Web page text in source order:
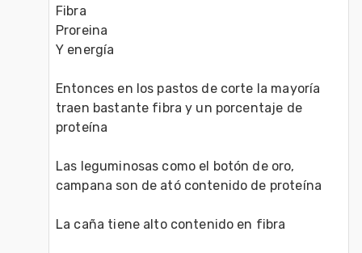
Fibra
Proreina
Y energía
Entonces en los pastos de corte la mayoría
traen bastante fibra y un porcentaje de
proteína
Las leguminosas como el botón de oro,
campana son de ató contenido de proteína
La caña tiene alto contenido en fibra